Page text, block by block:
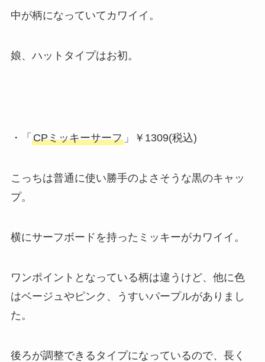
中が柄になっていてカワイイ。
娘、ハットタイプはお初。
・「 CPミッキーサーフ」￥1309(税込)
こっちは普通に使い勝手のよさそうな黒のキャッ
プ。
横にサーフボードを持ったミッキーがカワイイ。
ワンポイントとなっている柄は違うけど、他に色
はベージュやピンク、うすいパープルがありまし
た。
後ろが調整できるタイプになっているので、長く